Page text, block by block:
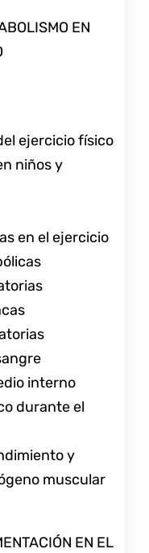
EN
ejercicio físico
niños y
en el ejercicio
interno
durante el
y
muscular
EN EL